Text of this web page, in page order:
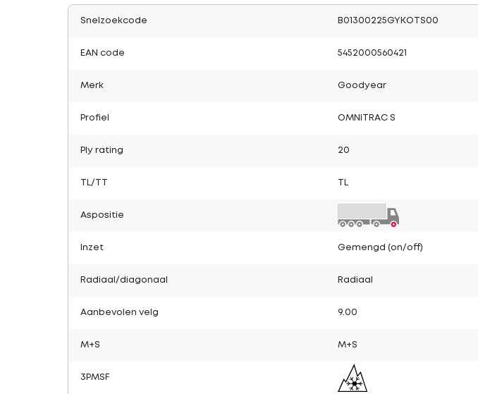
Snelzoekcode B01300225GYKOTS00
EAN code 5452000560421
Merk Goodyear
Profiel OMNITRAC S
Ply rating 20
TL/TT
Aspositie
Inzet Gemengd (on/off)
Radiaal/diagonaal Radiaal
Aanbevolen velg 9.00
M+S M+S
3PMSF